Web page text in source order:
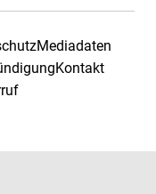
Mediadaten
Kontakt